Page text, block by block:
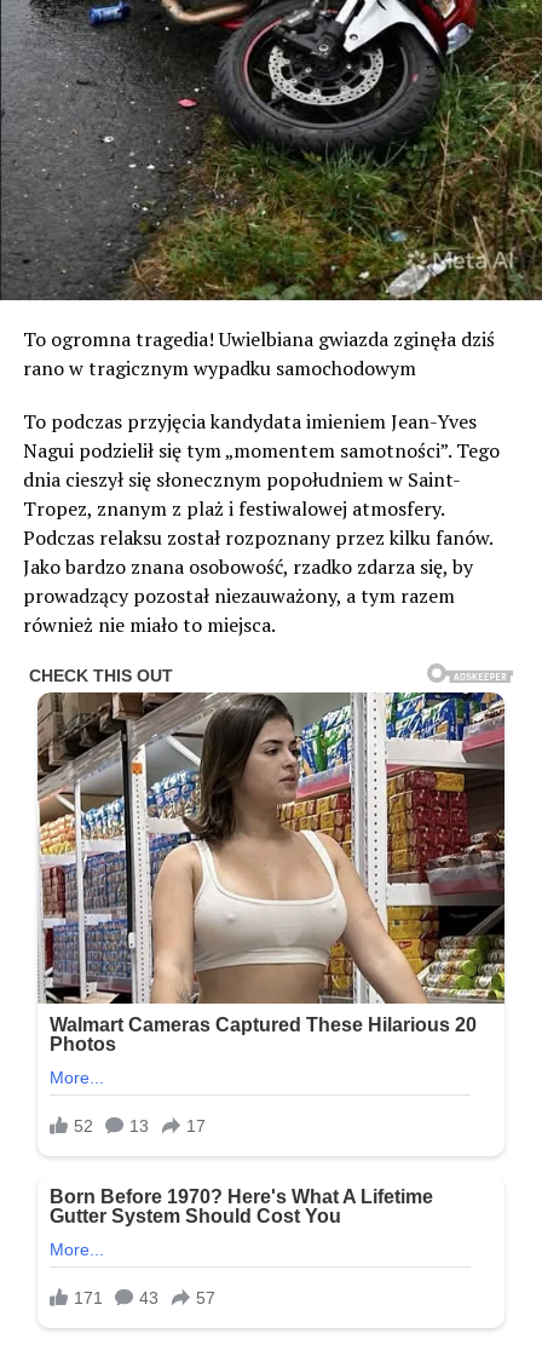
To ogromna tragedia! Uwielbiana gwiazda zginęła dziś
rano w tragicznym wypadku samochodowym
To podczas przyjęcia kandydata imieniem Jean-Yves
Nagui podzielił się tym „momentem samotności”. Tego
dnia cieszył się słonecznym popołudniem w Saint-
Tropez, znanym z plaż i festiwalowej atmosfery.
Podczas relaksu został rozpoznany przez kilku fanów.
Jako bardzo znana osobowość, rzadko zdarza się, by
prowadzący pozostał niezauważony, a tym razem
również nie miało to miejsca.